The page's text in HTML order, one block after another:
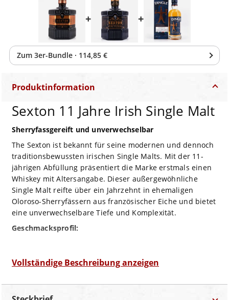
+ +
Zum 3er-Bundle · 114,85 €
Produktinformation
Sexton 11 Jahre Irish Single Malt
Sherryfassgereift und unverwechselbar
The Sexton ist bekannt für seine modernen und dennoch
traditionsbewussten irischen Single Malts. Mit der 11-
jährigen Abfüllung präsentiert die Marke erstmals einen
Whiskey mit Altersangabe. Dieser außergewöhnliche
Single Malt reifte über ein Jahrzehnt in ehemaligen
Oloroso-Sherryfässern aus französischer Eiche und bietet
eine unverwechselbare Tiefe und Komplexität.
Geschmacksprofil:
würzigem Eichenholz und einem Hauch von Karamell.
dunkler Schokolade, reifen Beeren, Gewürzen und
gerösteter Eiche.
Vollständige Beschreibung anzeigen